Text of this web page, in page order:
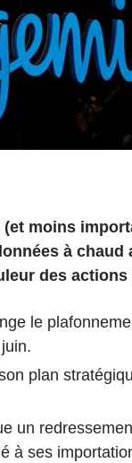
moins
à chaud
des actions
le
plan
un
à ses